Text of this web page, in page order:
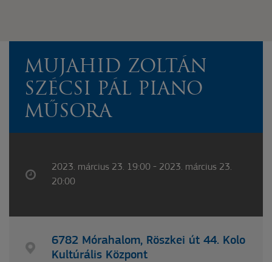
MUJAHID ZOLTÁN
SZÉCSI PÁL PIANO
MŰSORA
2023. március 23. 19:00 - 2023. március 23.
20:00
6782 Mórahalom, Röszkei út 44. Kolo
Kultúrális Központ